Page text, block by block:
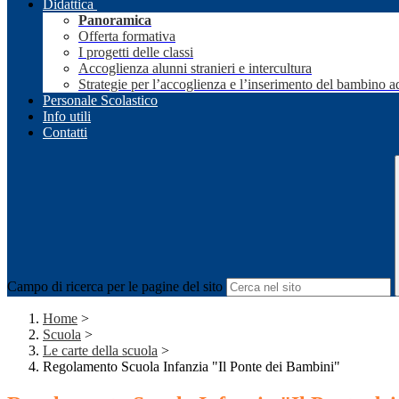
Didattica
Panoramica
Offerta formativa
I progetti delle classi
Accoglienza alunni stranieri e intercultura
Strategie per l’accoglienza e l’inserimento del bambino
Personale Scolastico
Info utili
Contatti
Campo di ricerca per le pagine del sito
Home >
Scuola >
Le carte della scuola >
Regolamento Scuola Infanzia "Il Ponte dei Bambini"